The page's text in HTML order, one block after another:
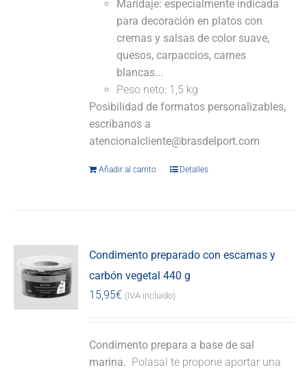
Maridaje: especialmente indicada
para decoración en platos con
cremas y salsas de color suave,
quesos, carpaccios, carnes
blancas...
Peso neto: 1,5 kg
Posibilidad de formatos personalizables,
escríbanos a
atencionalcliente@brasdelport.com
Añadir al carrito Detalles
Condimento preparado con escamas y
carbón vegetal 440 g
15,95€ (IVA incluido)
Condimento prepara a base de sal
marina. Polasal te propone aportar una